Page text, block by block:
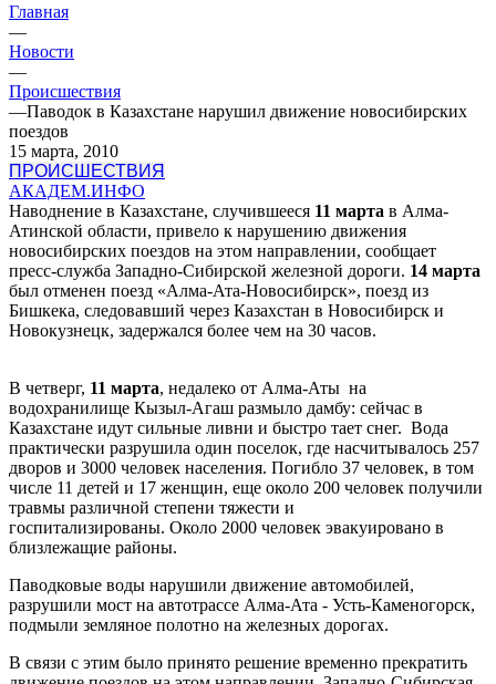
Главная
—
Новости
—
Происшествия
—Паводок в Казахстане нарушил движение новосибирских
поездов
15 марта, 2010
ПРОИСШЕСТВИЯ
АКАДЕМ.ИНФО
Наводнение в Казахстане, случившееся 11 марта в Алма-
Атинской области, привело к нарушению движения
новосибирских поездов на этом направлении, сообщает
пресс-служба Западно-Сибирской железной дороги. 14 марта
был отменен поезд «Алма-Ата-Новосибирск», поезд из
Бишкека, следовавший через Казахстан в Новосибирск и
Новокузнецк, задержался более чем на 30 часов.
В четверг, 11 марта, недалеко от Алма-Аты на
водохранилище Кызыл-Агаш размыло дамбу: сейчас в
Казахстане идут сильные ливни и быстро тает снег. Вода
практически разрушила один поселок, где насчитывалось 257
дворов и 3000 человек населения. Погибло 37 человек, в том
числе 11 детей и 17 женщин, еще около 200 человек получили
травмы различной степени тяжести и
госпитализированы. Около 2000 человек эвакуировано в
близлежащие районы.
Паводковые воды нарушили движение автомобилей,
разрушили мост на автотрассе Алма-Ата - Усть-Каменогорск,
подмыли земляное полотно на железных дорогах.
В связи с этим было принято решение временно прекратить